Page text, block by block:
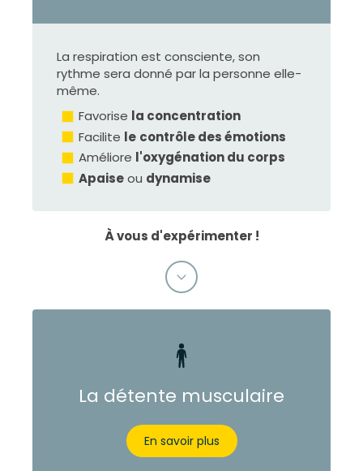
La respiration est consciente, son
rythme sera donné par la personne elle-
même.
Favorise la concentration
Facilite le contrôle des émotions
Améliore l'oxygénation du corps
Apaiseou dynamise
À vous d'expérimenter !
La détente musculaire
En savoir plus